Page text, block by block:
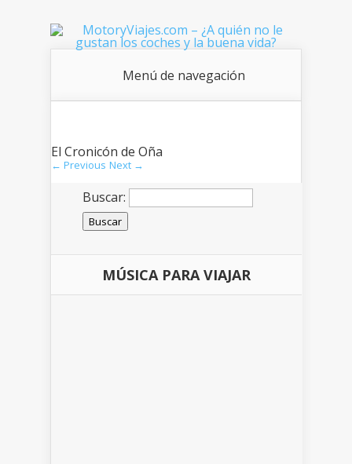
Menú de navegación
El Cronicón de Oña
← Previous Next →
Buscar:
MÚSICA PARA VIAJAR